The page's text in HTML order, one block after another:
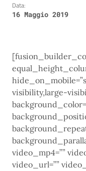
Data:
16 Maggio 2019
visibility,large-
video_mp4=””
video_url=””